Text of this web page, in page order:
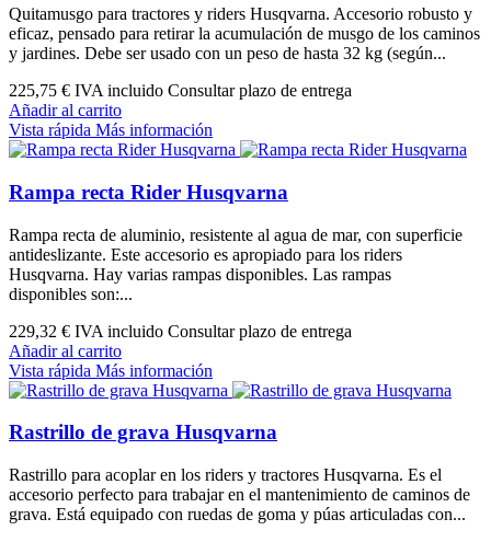
Quitamusgo para tractores y riders Husqvarna. Accesorio robusto y
eficaz, pensado para retirar la acumulación de musgo de los caminos
y jardines. Debe ser usado con un peso de hasta 32 kg (según...
225,75 € IVA incluido Consultar plazo de entrega
Añadir al carrito
Vista rápida Más información
Rampa recta Rider Husqvarna
Rampa recta de aluminio, resistente al agua de mar, con superficie
antideslizante. Este accesorio es apropiado para los riders
Husqvarna. Hay varias rampas disponibles. Las rampas
disponibles son:...
229,32 € IVA incluido Consultar plazo de entrega
Añadir al carrito
Vista rápida Más información
Rastrillo de grava Husqvarna
Rastrillo para acoplar en los riders y tractores Husqvarna. Es el
accesorio perfecto para trabajar en el mantenimiento de caminos de
grava. Está equipado con ruedas de goma y púas articuladas con...